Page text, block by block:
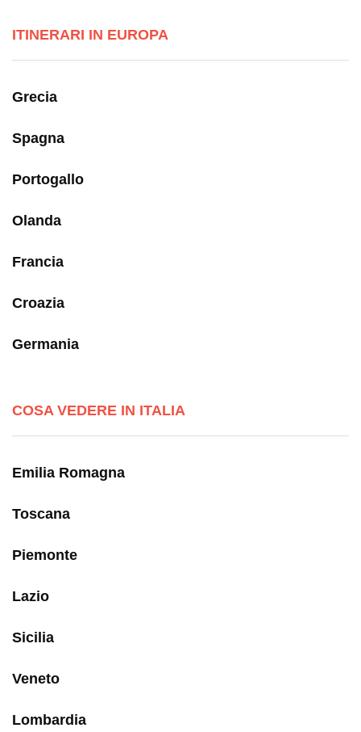
ITINERARI IN EUROPA
Grecia
Spagna
Portogallo
Olanda
Francia
Croazia
Germania
COSA VEDERE IN ITALIA
Emilia Romagna
Toscana
Piemonte
Lazio
Sicilia
Veneto
Lombardia